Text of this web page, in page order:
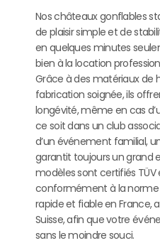
Nos châteaux gonflables
de plaisir simple et de
en quelques minutes
bien à la location
Grâce à des matériaux de
fabrication soignée, ils
longévité, même en cas
ce soit dans un club
d’un événement familial,
garantit toujours un grand
modèles sont certifiés TÜV
conformément à la norme
rapide et fiable en France,
Suisse, afin que votre
sans le moindre souci.